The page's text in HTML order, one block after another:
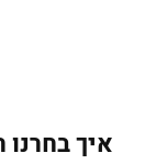
איך בחרנו